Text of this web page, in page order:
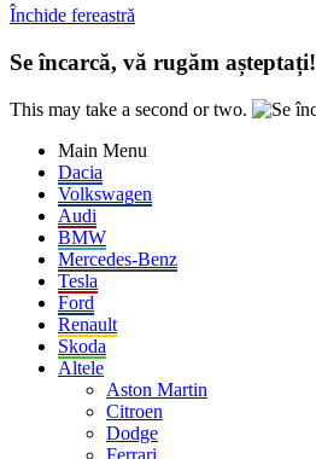
Închide fereastră
Se încarcă, vă rugăm așteptați!
This may take a second or two.
Main Menu
Dacia
Volkswagen
Audi
BMW
Mercedes-Benz
Tesla
Ford
Renault
Skoda
Altele
Aston Martin
Citroen
Dodge
Ferrari